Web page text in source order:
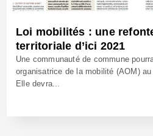
Loi mobilités : une
territoriale d’ici 2021
Une communauté de commune
organisatrice de la mobilité (AOM)
Elle devra...